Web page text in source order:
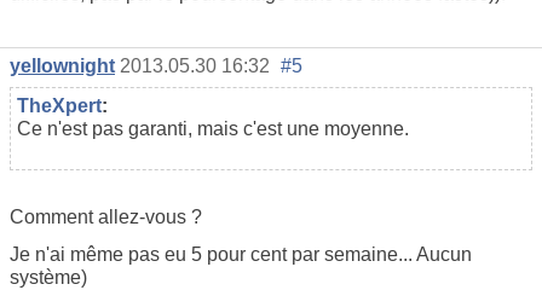
yellownight 2013.05.30 16:32 #5
TheXpert:
Ce n'est pas garanti, mais c'est une moyenne.
Comment allez-vous ?
Je n'ai même pas eu 5 pour cent par semaine... Aucun
système)